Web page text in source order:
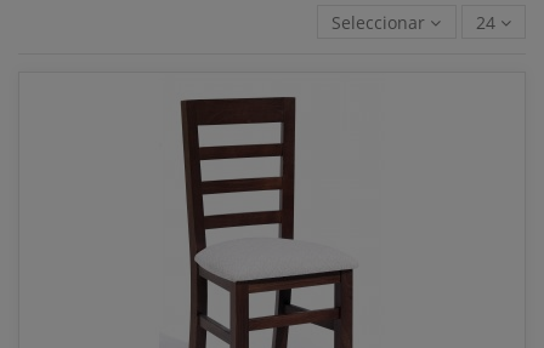
Seleccionar 24